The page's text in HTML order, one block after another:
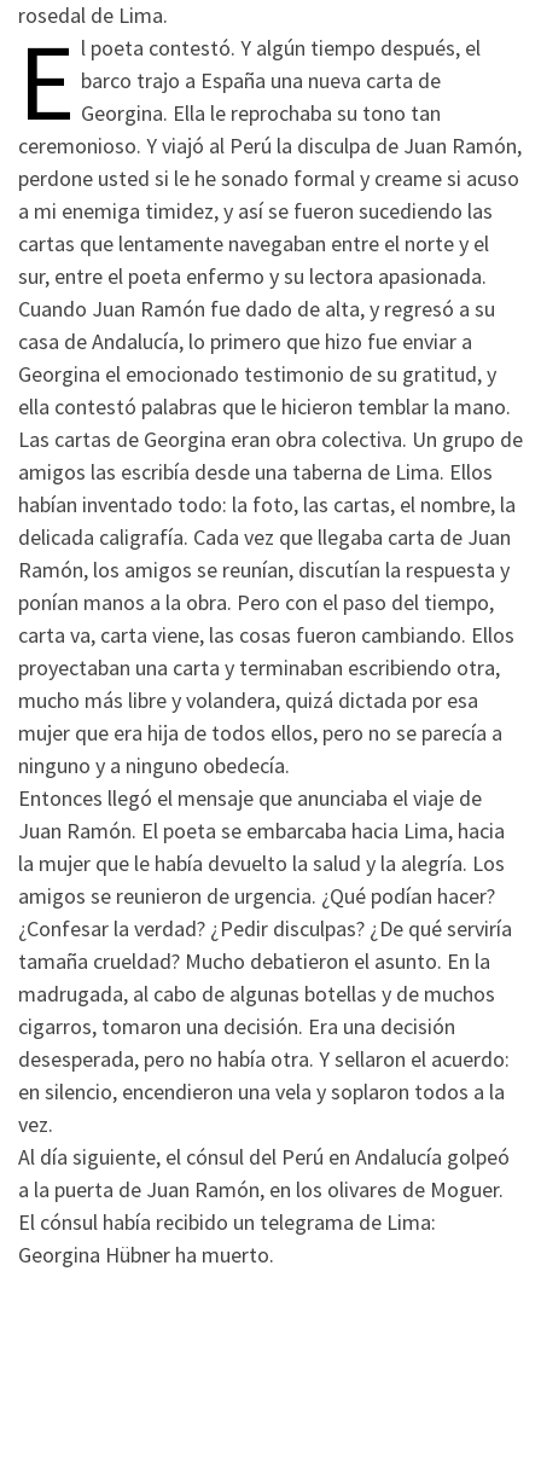
rosedal de Lima.
E l poeta contestó. Y algún tiempo después, el
barco trajo a España una nueva carta de
Georgina. Ella le reprochaba su tono tan
ceremonioso. Y viajó al Perú la disculpa de Juan Ramón,
perdone usted si le he sonado formal y creame si acuso
a mi enemiga timidez, y así se fueron sucediendo las
cartas que lentamente navegaban entre el norte y el
sur, entre el poeta enfermo y su lectora apasionada.
Cuando Juan Ramón fue dado de alta, y regresó a su
casa de Andalucía, lo primero que hizo fue enviar a
Georgina el emocionado testimonio de su gratitud, y
ella contestó palabras que le hicieron temblar la mano.
Las cartas de Georgina eran obra colectiva. Un grupo de
amigos las escribía desde una taberna de Lima. Ellos
habían inventado todo: la foto, las cartas, el nombre, la
delicada caligrafía. Cada vez que llegaba carta de Juan
Ramón, los amigos se reunían, discutían la respuesta y
ponían manos a la obra. Pero con el paso del tiempo,
carta va, carta viene, las cosas fueron cambiando. Ellos
proyectaban una carta y terminaban escribiendo otra,
mucho más libre y volandera, quizá dictada por esa
mujer que era hija de todos ellos, pero no se parecía a
ninguno y a ninguno obedecía.
Entonces llegó el mensaje que anunciaba el viaje de
Juan Ramón. El poeta se embarcaba hacia Lima, hacia
la mujer que le había devuelto la salud y la alegría. Los
amigos se reunieron de urgencia. ¿Qué podían hacer?
¿Confesar la verdad? ¿Pedir disculpas? ¿De qué serviría
tamaña crueldad? Mucho debatieron el asunto. En la
madrugada, al cabo de algunas botellas y de muchos
cigarros, tomaron una decisión. Era una decisión
desesperada, pero no había otra. Y sellaron el acuerdo:
en silencio, encendieron una vela y soplaron todos a la
vez.
Al día siguiente, el cónsul del Perú en Andalucía golpeó
a la puerta de Juan Ramón, en los olivares de Moguer.
El cónsul había recibido un telegrama de Lima:
­Georgina Hübner ha muerto.